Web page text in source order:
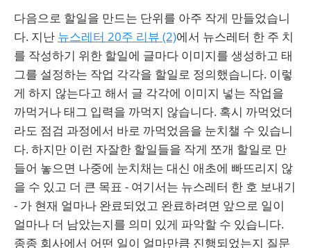
다음으로 할일을 만드는 단위를 아주 작게 만들었습니
다. 지난 뉴스레터 20주 리뷰 (2)에서 뉴스레터 한 주 치
를 작성하기 위한 할일에 글마다 이미지를 생성하고 태
그를 설정하는 작업 각각을 할일로 정의했습니다. 이렇
게 하지 않는다고 해서 글 각각에 이미지 넣는 작업을
까먹거나 태그 입력을 까먹지 않습니다. 혹시 까먹었더
라도 점검 과정에서 바로 까먹었음을 눈치챌 수 있습니
다. 하지만 이런 자잘한 할일들을 작게 쪼개 할일로 만
들어 놓으면 나중에 눈치채는 대신 애초에 빠뜨리지 않
을 수 있고 더 큰 목표 - 여기서는 뉴스레터 한 호 보내기
- 가 현재 얼마나 완료되었고 완료하려면 앞으로 일이
얼마나 더 남았는지를 의미 있게 파악할 수 있습니다.
종종 회사에서 어떤 일이 얼마만큼 진행되었는지 질문